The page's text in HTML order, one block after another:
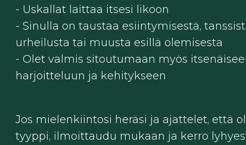
- Uskallat laittaa itsesi likoon
- Sinulla on taustaa esiintymisestä,
urheilusta tai muusta esillä olemisesta
- Olet valmis sitoutumaan myös
harjoitteluun ja kehitykseen
Jos mielenkiintosi heräsi ja ajattelet, että
tyyppi, ilmoittaudu mukaan ja kerro